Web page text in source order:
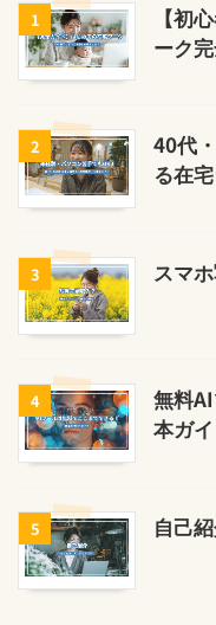
1
【初
ーク
2
40代
る在
3 スマ
4
無料
本ガ
5 自己